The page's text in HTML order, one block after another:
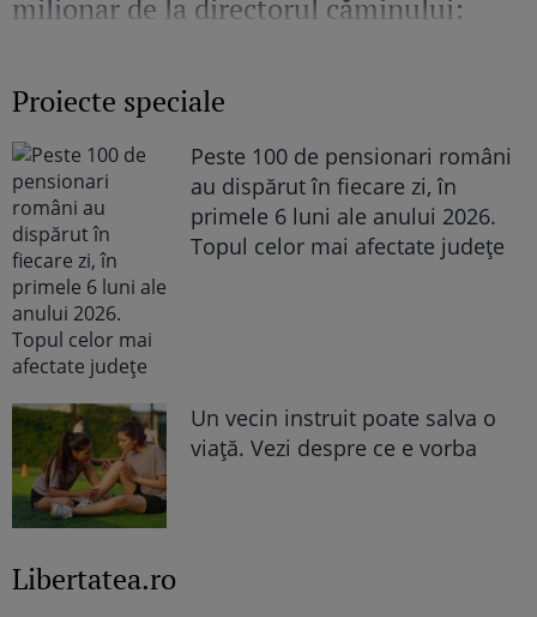
milionar de la directorul căminului:
Proiecte speciale
Peste 100 de pensionari români
au dispărut în fiecare zi, în
primele 6 luni ale anului 2026.
Topul celor mai afectate județe
Un vecin instruit poate salva o
viață. Vezi despre ce e vorba
Libertatea.ro